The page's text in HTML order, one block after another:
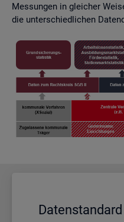
Mes­sun­gen in glei­cher
die un­ter­schied­li­chen